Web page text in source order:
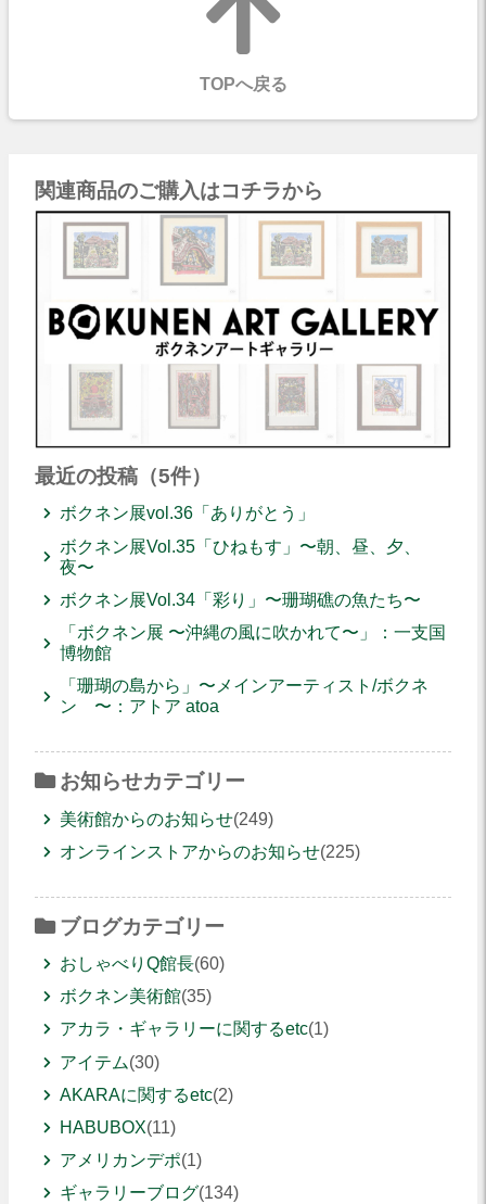
TOPへ戻る
関連商品のご購入はコチラから
最近の投稿（5件）
ボクネン展vol.36「ありがとう」
ボクネン展Vol.35「ひねもす」〜朝、昼、夕、
夜〜
ボクネン展Vol.34「彩り」〜珊瑚礁の魚たち〜
「ボクネン展 〜沖縄の風に吹かれて〜」：一支国
博物館
「珊瑚の島から」〜メインアーティスト/ボクネ
ン 〜：アトア atoa
お知らせカテゴリー
美術館からのお知らせ(249)
オンラインストアからのお知らせ(225)
ブログカテゴリー
おしゃべりQ館長(60)
ボクネン美術館(35)
アカラ・ギャラリーに関するetc(1)
アイテム(30)
AKARAに関するetc(2)
HABUBOX(11)
アメリカンデポ(1)
ギャラリーブログ(134)